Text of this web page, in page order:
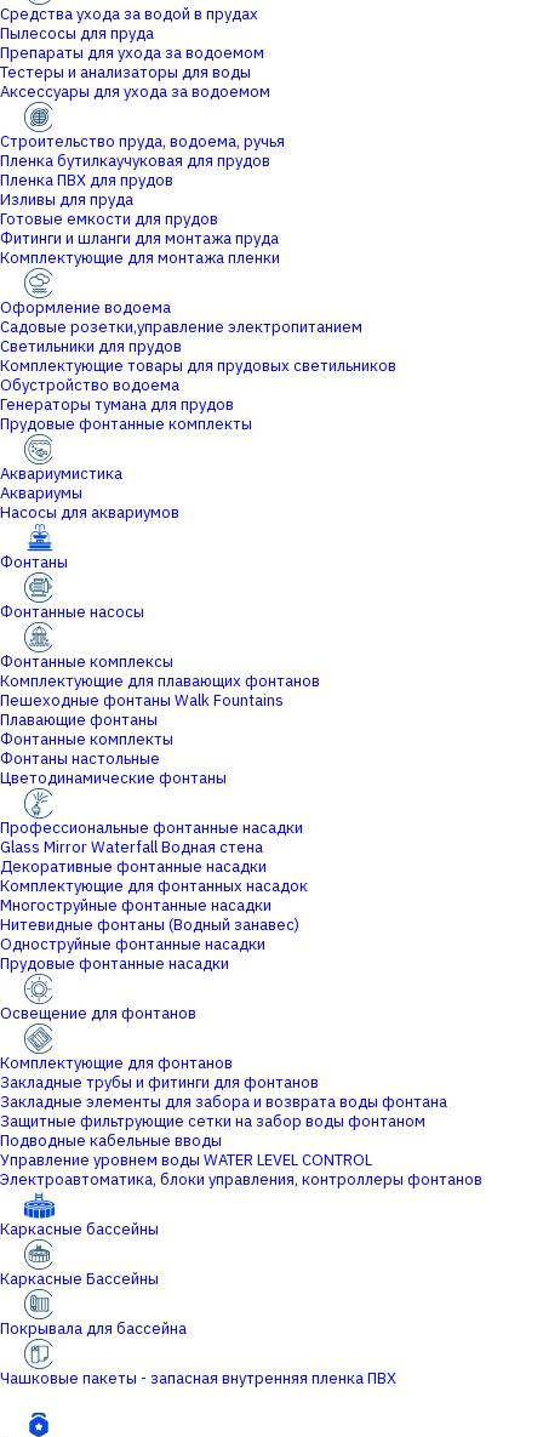
Средства ухода за водой в прудах
Пылесосы для пруда
Препараты для ухода за водоемом
Тестеры и анализаторы для воды
Аксессуары для ухода за водоемом
Строительство пруда, водоема, ручья
Пленка бутилкаучуковая для прудов
Пленка ПВХ для прудов
Изливы для пруда
Готовые емкости для прудов
Фитинги и шланги для монтажа пруда
Комплектующие для монтажа пленки
Оформление водоема
Садовые розетки,управление электропитанием
Светильники для прудов
Комплектующие товары для прудовых светильников
Обустройство водоема
Генераторы тумана для прудов
Прудовые фонтанные комплекты
Аквариумистика
Аквариумы
Насосы для аквариумов
Фонтаны
Фонтанные насосы
Фонтанные комплексы
Комплектующие для плавающих фонтанов
Пешеходные фонтаны Walk Fountains
Плавающие фонтаны
Фонтанные комплекты
Фонтаны настольные
Цветодинамические фонтаны
Профессиональные фонтанные насадки
Glass Mirror Waterfall Водная стена
Декоративные фонтанные насадки
Комплектующие для фонтанных насадок
Многоструйные фонтанные насадки
Нитевидные фонтаны (Водный занавес)
Одноструйные фонтанные насадки
Прудовые фонтанные насадки
Освещение для фонтанов
Комплектующие для фонтанов
Закладные трубы и фитинги для фонтанов
Закладные элементы для забора и возврата воды фонтана
Защитные фильтрующие сетки на забор воды фонтаном
Подводные кабельные вводы
Управление уровнем воды WATER LEVEL CONTROL
Электроавтоматика, блоки управления, контроллеры фонтанов
Каркасные бассейны
Каркасные Бассейны
Покрывала для бассейна
Чашковые пакеты - запасная внутренняя пленка ПВХ